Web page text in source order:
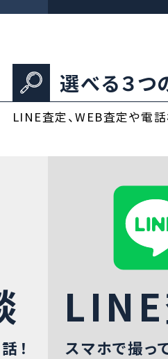
選べる３つ
LINE査定、WEB査定や電話
！ スマホで撮っ